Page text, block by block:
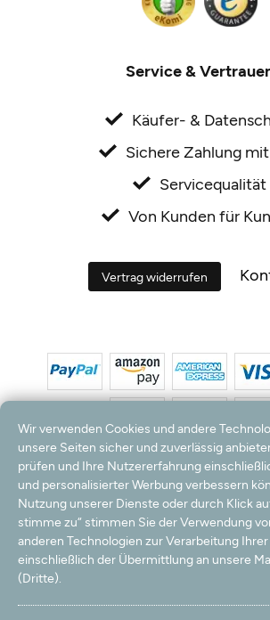
Service &
Käufer- &
Sichere Zahlung
Servicequalität
Von Kunden für
Vertrag widerrufen
*Alle Preise inkl. MwSt. und zzgl. Versandkosten.
nur innerhalb Deutschlands und
Hinweis:Wir nutzen Ihre E-Mail Adresse für werbliche
werden können. Ihre Daten werden nicht an
© 2003 - 2026 Teppichversand24 GmbH / Alle Rechte
createyourtemplate
Wir verwenden Cookies und andere
unsere Seiten sicher und zuverlässig
prüfen und Ihre Nutzererfahrung
und personalisierter Werbung verbessern
Nutzung unserer Dienste oder durch Klick
stimme zu“ stimmen Sie der Verwendung
anderen Technologien zur Verarbeitung Ihrer
einschließlich der Übermittlung an unsere
(Dritte).